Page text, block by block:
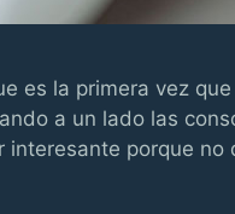
es la primera vez
a un lado las
interesante porque